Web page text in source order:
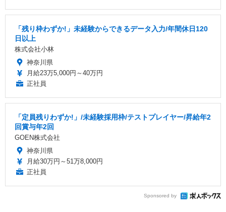
「残り枠わずか!」未経験からできるデータ入力/年間休日120
日以上
株式会社小林
神奈川県
月給23万5,000円～40万円
正社員
「定員残りわずか!」/未経験採用枠/テストプレイヤー/昇給年2
回賞与年2回
GOEN株式会社
神奈川県
月給30万円～51万8,000円
正社員
Sponsored by